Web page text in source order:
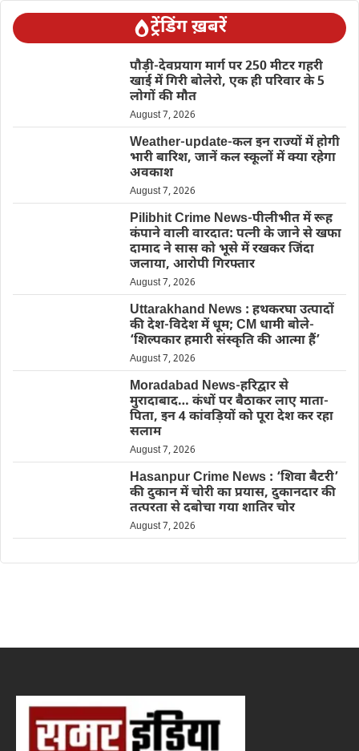
ट्रेंडिंग ख़बरें
पौड़ी-देवप्रयाग मार्ग पर 250 मीटर गहरी
खाई में गिरी बोलेरो, एक ही परिवार के 5
लोगों की मौत
August 7, 2026
Weather-update-कल इन राज्यों में होगी
भारी बारिश, जानें कल स्कूलों में क्या रहेगा
अवकाश
August 7, 2026
Pilibhit Crime News-पीलीभीत में रूह
कंपाने वाली वारदात: पत्नी के जाने से खफा
दामाद ने सास को भूसे में रखकर जिंदा
जलाया, आरोपी गिरफ्तार
August 7, 2026
Uttarakhand News : हथकरघा उत्पादों
की देश-विदेश में धूम; CM धामी बोले-
‘शिल्पकार हमारी संस्कृति की आत्मा हैं’
August 7, 2026
Moradabad News-हरिद्वार से
मुरादाबाद… कंधों पर बैठाकर लाए माता-
पिता, इन 4 कांवड़ियों को पूरा देश कर रहा
सलाम
August 7, 2026
Hasanpur Crime News : ‘शिवा बैटरी’
की दुकान में चोरी का प्रयास, दुकानदार की
तत्परता से दबोचा गया शातिर चोर
August 7, 2026